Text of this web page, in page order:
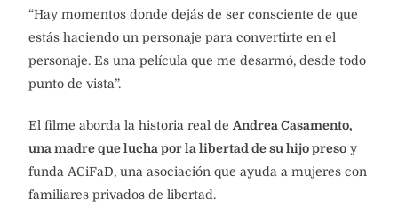
“Hay momentos donde dejás de ser consciente de que
estás haciendo un personaje para convertirte en el
personaje. Es una película que me desarmó, desde todo
punto de vista”.
El filme aborda la historia real deAndrea Casamento,
una madre que lucha por la libertad de su hijo preso y
funda ACiFaD, una asociación que ayuda a mujeres con
familiares privados de libertad.